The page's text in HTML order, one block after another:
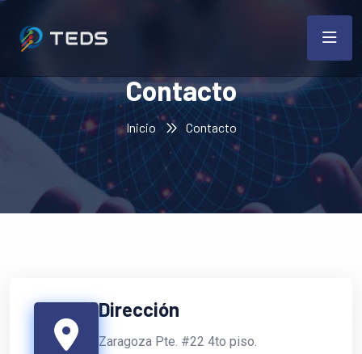
Contacto
Inicio Contacto
Dirección
Zaragoza Pte. #22 4to piso.